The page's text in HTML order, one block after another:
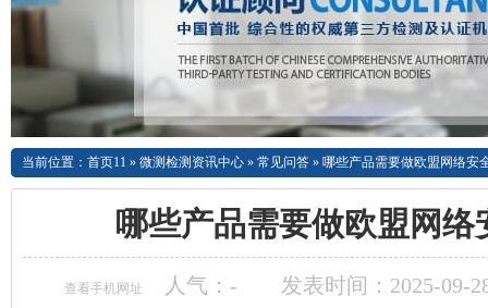
当前位置： 首页11 » 微测检测资讯中心 » 常见问答 » 哪些产品需要做欧盟网络安
哪些产品需要做欧盟网络
查看手机网址 人气： - 发表时间：2025-09-